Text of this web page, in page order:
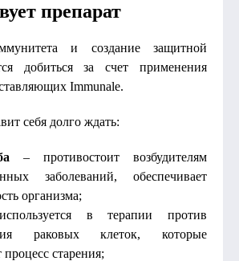
препарат
и создание защитной
добиться за счет применения
Immunale.
себя долго ждать:
– противостоит возбудителям
заболеваний, обеспечивает
организма;
в терапии против
раковых клеток, которые
старения;